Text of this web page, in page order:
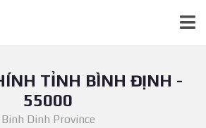
TỈNH BÌNH ĐỊNH -
55000
Binh Dinh Province